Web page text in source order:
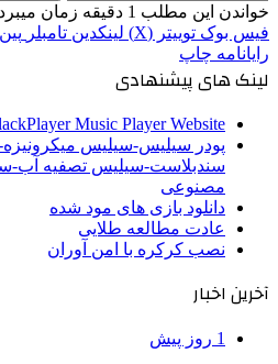
خواندن این مطلب 1 دقیقه زمان میبرد
فیس بوک توییتر (X) لینکدین ‫تامبلر
رایانامه چاپ
لینک های پیشنهادی
Music Player Website
پودر سیلیس-سیلیس
سندبلاست-سیلیس تصفیه
مصنوعی
دانلود بازی های مود شده
عادت مطالعه طلایی
نصب کرکره با امن آوران
آخرین اخبار
1 روز پیش